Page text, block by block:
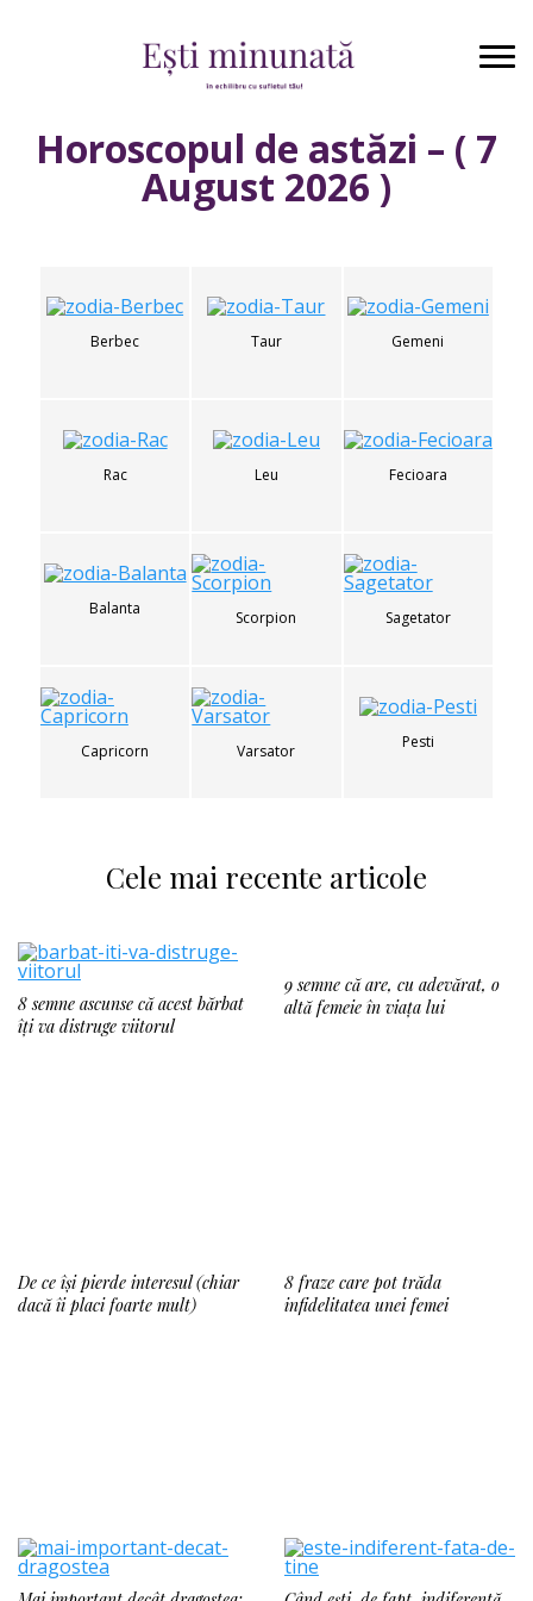
Horoscopul de astăzi – ( 7
August 2026 )
Berbec Taur Gemeni
Rac Leu Fecioara
Balanta Scorpion Sagetator
Capricorn Varsator Pesti
Cele mai recente articole
8 semne ascunse că acest bărbat
îți va distruge viitorul
9 semne că are, cu adevărat, o
altă femeie în viața lui
De ce își pierde interesul (chiar
dacă îi placi foarte mult)
8 fraze care pot trăda
infidelitatea unei femei